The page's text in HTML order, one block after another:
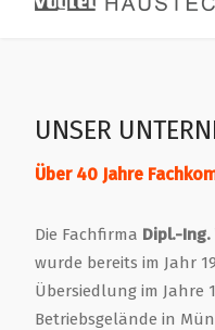
UNSER
Über 40 Jahre
Die Fachfirma Dipl.-
wurde bereits im Jahr
Übersiedlung im Jahre
Betriebsgelände in